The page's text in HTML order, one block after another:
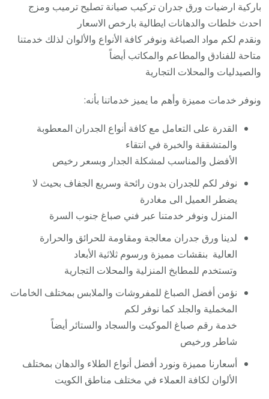
باركية ارضيات ورق جدران تركيب صيانة تصليح ترميب ومزج
احدث خلطات والدهانات ايطالية بارخص الاسعار
ونقدم لكم مواد الصباغة ونوفر كافة الأنواع والألوان لذلك خدمتنا
متاحة للفنادق والمطاعم والمكاتب أيضاً
والصيدليات والمحلات التجارية
ونوفر خدمات مميزة وأهم ما يميز خدماتنا بأنه:
القدرة على التعامل مع كافة أنواع الجدران المعطوبة
والمتشققة والخبرة في انتقاء
الأفضل والمناسب لمشكلة الجدار وبسعر رخيص
نوفر لكم للجدران بدون رائحة وسريع الجفاف بحيث لا
يضطر العميل الى مغادرة
المنزل ونوفر خدمتنا عبر فني صباغ جنوب السرة
لدينا ورق جدران معالجة ومقاومة للحرائق والحرارة
العالية بنقشات مميزة ورسوم ثلاثية الأبعاد
وتستخدم للمطابخ المنزلية والمحلات التجارية
نؤمن أفضل الصباغ للمفروشات والملابس بمختلف الخامات
المخملية والجلد كما نوفر لكم
خدمة رقم صباغ الموكيت والسجاد والستائر أيضاً
شاطر ورخيص
أسعارنا مميزة ونورد أفضل أنواع الطلاء والدهان بمختلف
الألوان لكافة العملاء في مختلف مناطق الكويت